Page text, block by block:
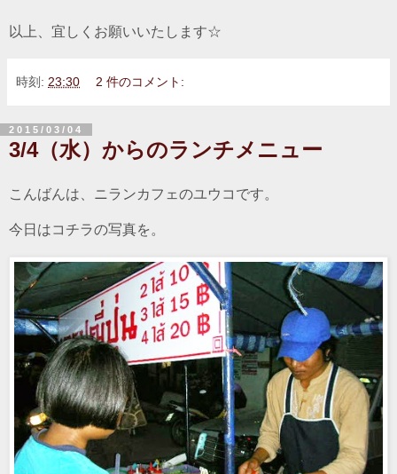
以上、宜しくお願いいたします☆
時刻: 23:30 2 件のコメント:
2015/03/04
3/4（水）からのランチメニュー
こんばんは、ニランカフェのユウコです。
今日はコチラの写真を。